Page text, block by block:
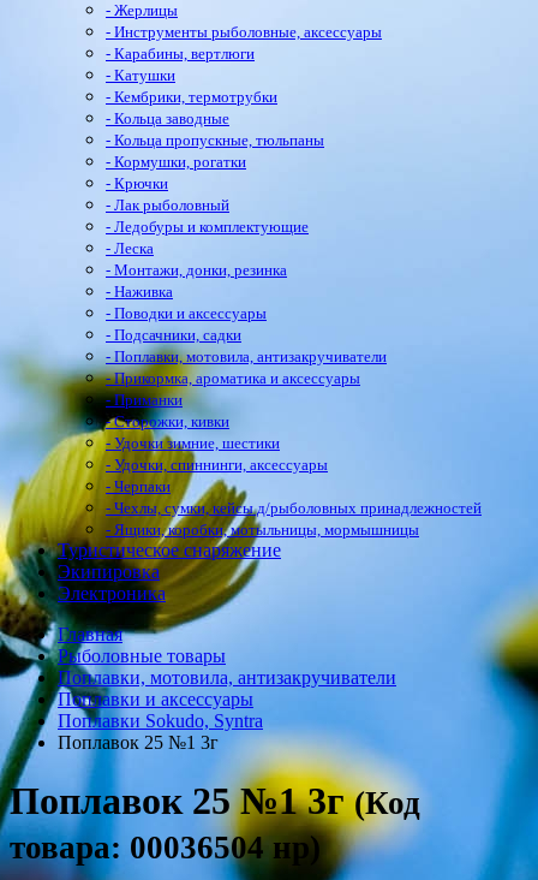
- Жерлицы
- Инструменты рыболовные, аксессуары
- Карабины, вертлюги
- Катушки
- Кембрики, термотрубки
- Кольца заводные
- Кольца пропускные, тюльпаны
- Кормушки, рогатки
- Крючки
- Лак рыболовный
- Ледобуры и комплектующие
- Леска
- Монтажи, донки, резинка
- Наживка
- Поводки и аксессуары
- Подсачники, садки
- Поплавки, мотовила, антизакручиватели
- Прикормка, ароматика и аксессуары
- Приманки
- Сторожки, кивки
- Удочки зимние, шестики
- Удочки, спиннинги, аксессуары
- Черпаки
- Чехлы, сумки, кейсы д/рыболовных принадлежностей
- Ящики, коробки, мотыльницы, мормышницы
Туристическое снаряжение
Экипировка
Электроника
Главная
Рыболовные товары
Поплавки, мотовила, антизакручиватели
Поплавки и аксессуары
Поплавки Sokudo, Syntra
Поплавок 25 №1 3г
Поплавок 25 №1 3г (Код
товара: 00036504 нр)